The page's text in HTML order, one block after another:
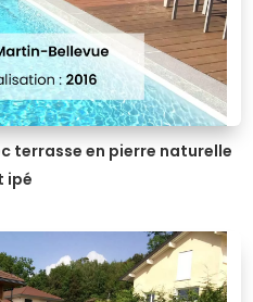
terrasse en pierre naturelle
ipé